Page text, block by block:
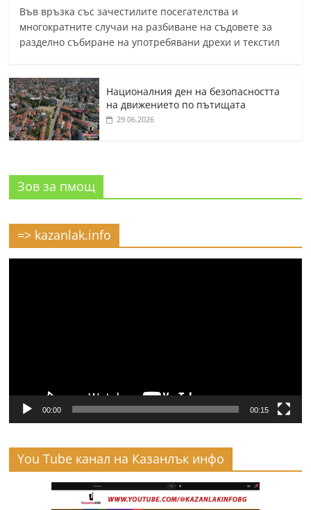
Във връзка със зачестилите посегателства и
многократните случаи на разбиване на съдовете за
разделно събиране на употребявани дрехи и текстил
Националния ден на безопасността
на движението по пътищата
29.06.2026
Зов за пмощ
=> kazanlak.info
00:00 00:15
You Tube канал на Казанлък инфо